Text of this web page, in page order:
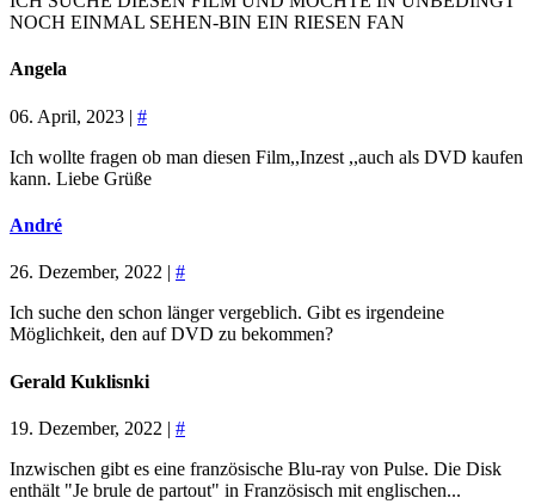
NOCH EINMAL SEHEN-BIN EIN RIESEN FAN
Angela
06. April, 2023 | #
Ich wollte fragen ob man diesen Film,,Inzest ,,auch als DVD kaufen
kann. Liebe Grüße
André
26. Dezember, 2022 | #
Ich suche den schon länger vergeblich. Gibt es irgendeine
Möglichkeit, den auf DVD zu bekommen?
Gerald Kuklisnki
19. Dezember, 2022 | #
Inzwischen gibt es eine französische Blu-ray von Pulse. Die Disk
enthält "Je brule de partout" in Französisch mit englischen...